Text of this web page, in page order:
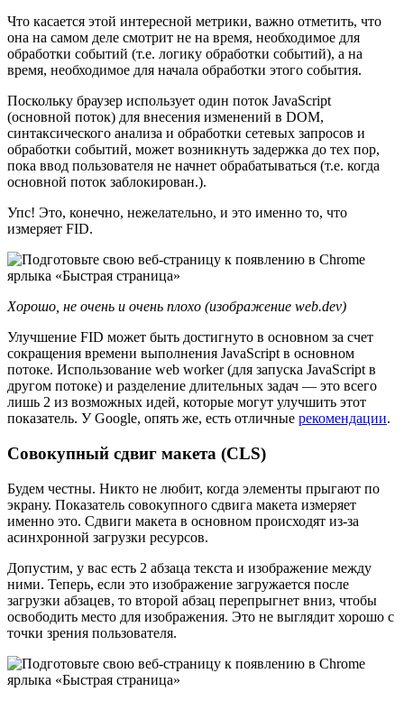
Что касается этой интересной метрики, важно отметить, что
она на самом деле смотрит не на время, необходимое для
обработки событий (т.е. логику обработки событий), а на
время, необходимое для начала обработки этого события.
Поскольку браузер использует один поток JavaScript
(основной поток) для внесения изменений в DOM,
синтаксического анализа и обработки сетевых запросов и
обработки событий, может возникнуть задержка до тех пор,
пока ввод пользователя не начнет обрабатываться (т.е. когда
основной поток заблокирован.).
Упс! Это, конечно, нежелательно, и это именно то, что
измеряет FID.
Хорошо, не очень и очень плохо (изображение web.dev)
Улучшение FID может быть достигнуто в основном за счет
сокращения времени выполнения JavaScript в основном
потоке. Использование web worker (для запуска JavaScript в
другом потоке) и разделение длительных задач — это всего
лишь 2 из возможных идей, которые могут улучшить этот
показатель. У Google, опять же, есть отличные рекомендации.
Совокупный сдвиг макета (CLS)
Будем честны. Никто не любит, когда элементы прыгают по
экрану. Показатель совокупного сдвига макета измеряет
именно это. Сдвиги макета в основном происходят из-за
асинхронной загрузки ресурсов.
Допустим, у вас есть 2 абзаца текста и изображение между
ними. Теперь, если это изображение загружается после
загрузки абзацев, то второй абзац перепрыгнет вниз, чтобы
освободить место для изображения. Это не выглядит хорошо с
точки зрения пользователя.